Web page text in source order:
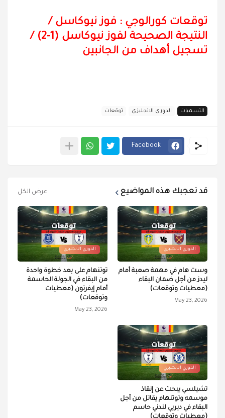
توقعات كورالوجي : فوز نيوكاسل /
النتيجة الصحيحة لفوز نيوكاسل (1-2)
/
تسجيل أهداف من الجانبين
التسميات الدوري الانجليزي توقعات
Facebook
قد تعجبك هذه المواضيع عرض الكل
الدوري الانجليزي
وست هام في مهمة صعبة أمام
ليدز من أجل ضمان البقاء
(معطيات وتوقعات)
May 23, 2026
الدوري الانجليزي
توتنهام على بعد خطوة واحدة
من البقاء في الجولة الحاسمة
أمام إيفرتون (معطيات
وتوقعات)
May 23, 2026
الدوري الانجليزي
تشيلسي يبحث عن إنقاذ
موسمه وتوتنهام يقاتل من أجل
البقاء في ديربي لندني حاسم